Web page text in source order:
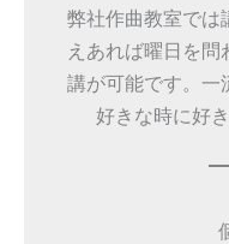
弊社作曲教室では
えあれば曜日を
講が可能です。一
好きな時に好